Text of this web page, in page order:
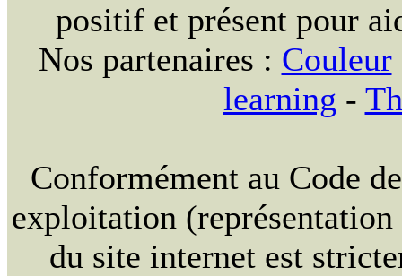
positif et présent pour
Nos partenaires : Couleur
learning -
Conformément au Code
exploitation
du site internet est